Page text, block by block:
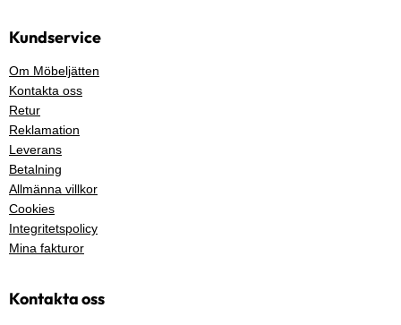
Kundservice
Om Möbeljätten
Kontakta oss
Retur
Reklamation
Leverans
Betalning
Allmänna villkor
Cookies
Integritetspolicy
Mina fakturor
Kontakta oss